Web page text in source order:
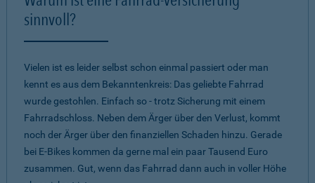
sinnvoll?
Vielen ist es leider selbst schon einmal passiert oder man
kennt es aus dem Bekanntenkreis: Das geliebte Fahrrad
wurde gestohlen. Einfach so - trotz Sicherung mit einem
Fahrradschloss. Neben dem Ärger über den Verlust, kommt
noch der Ärger über den finanziellen Schaden hinzu. Gerade
bei E-Bikes kommen da gerne mal ein paar Tausend Euro
zusammen. Gut, wenn das Fahrrad dann auch in voller Höhe